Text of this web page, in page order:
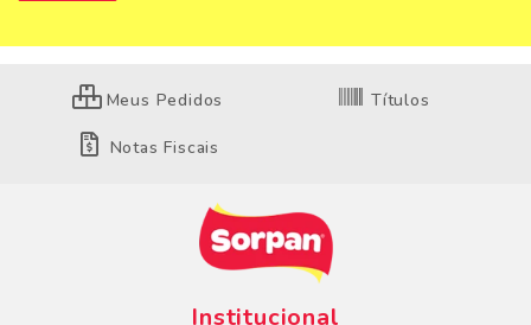
Meus Pedidos Títulos
Notas Fiscais
Institucional